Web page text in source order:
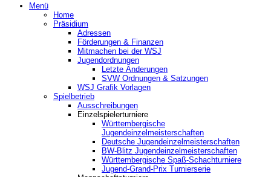
Menü
Home
Präsidium
Adressen
Förderungen & Finanzen
Mitmachen bei der WSJ
Jugendordnungen
Letzte Änderungen
SVW Ordnungen & Satzungen
WSJ Grafik Vorlagen
Spielbetrieb
Ausschreibungen
Einzelspielerturniere
Württembergische
Jugendeinzelmeisterschaften
Deutsche Jugendeinzelmeisterschaften
BW-Blitz Jugendeinzelmeisterschaften
Württembergische Spaß-Schachturniere
Jugend-Grand-Prix Turnierserie